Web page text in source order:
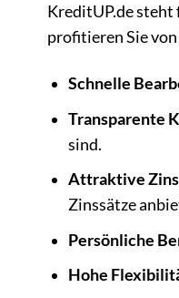
KreditUP.de steht
profitieren Sie
Schnelle
Transparente
sind.
Attraktive
Zinssätze
Persönliche
Hohe